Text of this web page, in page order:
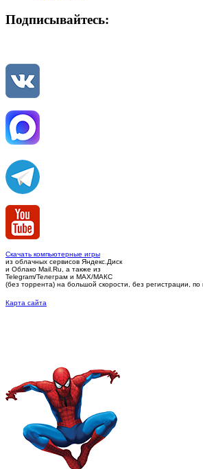
Подписывайтесь:
Скачать компьютерные игры
из облачных сервисов Яндекс.Диск
и Облако Mail.Ru, а также из
Telegram/Телеграм и MAX/МАКС
(без торрента) на большой скорости, без регистрации,
Карта сайта